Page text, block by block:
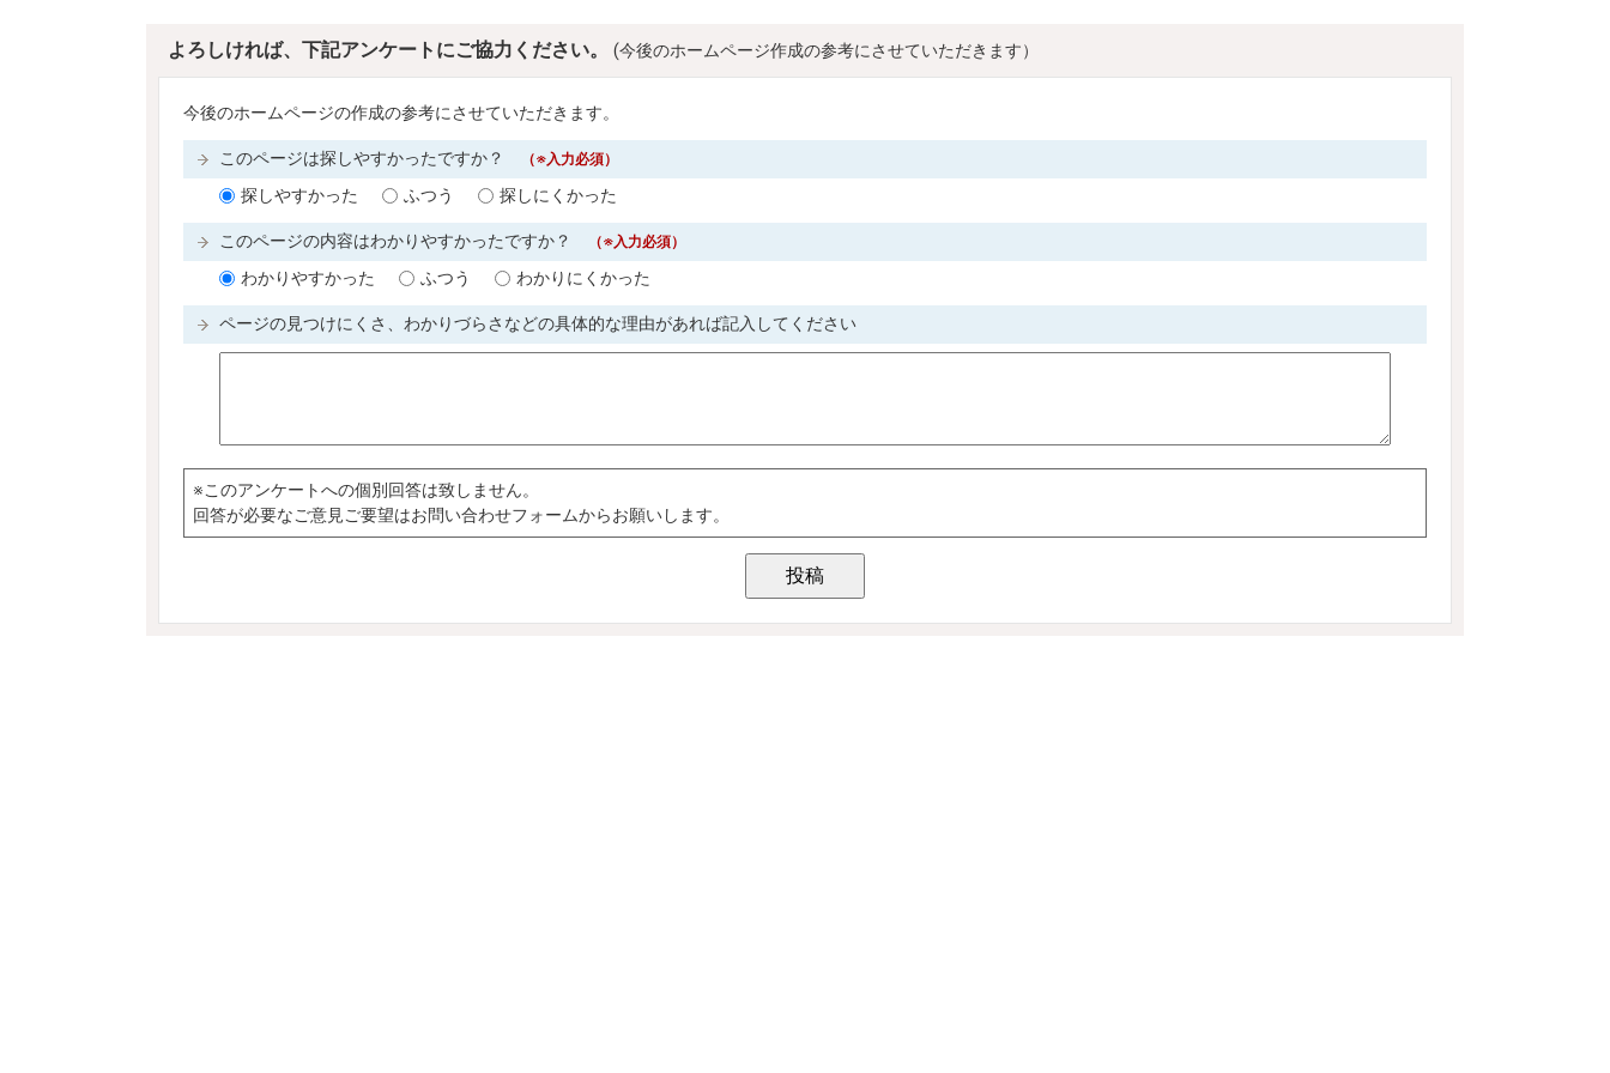
よろしければ、下記アンケートにご協力ください。 (今後のホームページ作成の参考にさせていただきます）
今後のホームページの作成の参考にさせていただきます。
このページは探しやすかったですか？ （※入力必須）
探しやすかった ふつう 探しにくかった
このページの内容はわかりやすかったですか？ （※入力必須）
わかりやすかった ふつう わかりにくかった
ページの見つけにくさ、わかりづらさなどの具体的な理由があれば記入してください
※このアンケートへの個別回答は致しません。
回答が必要なご意見ご要望はお問い合わせフォームからお願いします。